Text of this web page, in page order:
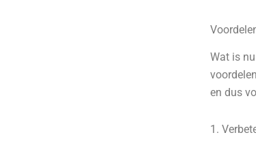
Wat is
en dus
1.